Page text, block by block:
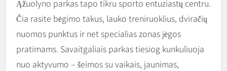
Ąžuolyno parkas tapo tikru sporto entuziastų centru.
Čia rasite bėgimo takus, lauko treniruoklius, dviračių
nuomos punktus ir net specialias zonas jėgos
pratimams. Savaitgaliais parkas tiesiog kunkuliuoja
nuo aktyvumo – šeimos su vaikais, jaunimas,